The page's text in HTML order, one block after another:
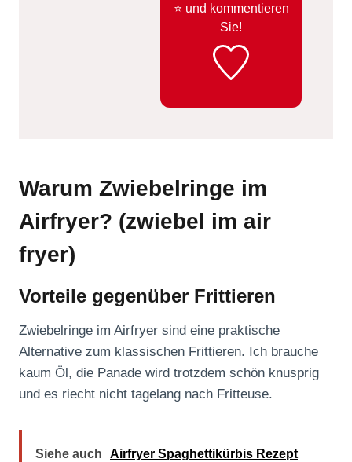
⭐️ und kommentieren
Sie!
Warum Zwiebelringe im
Airfryer? (zwiebel im air
fryer)
Vorteile gegenüber Frittieren
Zwiebelringe im Airfryer sind eine praktische
Alternative zum klassischen Frittieren. Ich brauche
kaum Öl, die Panade wird trotzdem schön knusprig
und es riecht nicht tagelang nach Fritteuse.
Siehe auch Airfryer Spaghettikürbis Rezept